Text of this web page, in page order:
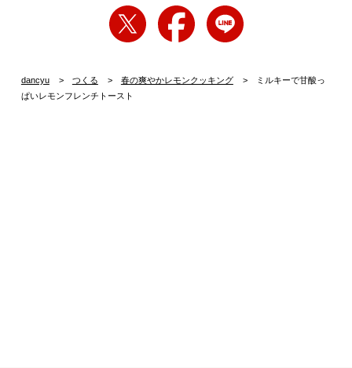
dancyu つくる 春の爽やかレモンクッキング
ミルキーで甘酸っ
ぱいレモンフレンチトースト